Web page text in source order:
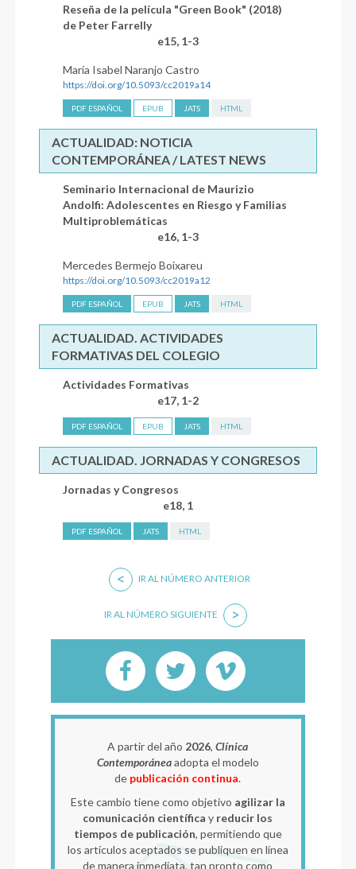
Reseña de la película "Green Book" (2018)
de Peter Farrelly
e15, 1-3
María Isabel Naranjo Castro
https://doi.org/10.5093/cc2019a14
PDF ESPAÑOL EPUB JATS HTML
ACTUALIDAD: NOTICIA
CONTEMPORÁNEA / LATEST NEWS
Seminario Internacional de Maurizio
Andolfi: Adolescentes en Riesgo y Familias
Multiproblemáticas
e16, 1-3
Mercedes Bermejo Boixareu
https://doi.org/10.5093/cc2019a12
PDF ESPAÑOL EPUB JATS HTML
ACTUALIDAD. ACTIVIDADES
FORMATIVAS DEL COLEGIO
Actividades Formativas
e17, 1-2
PDF ESPAÑOL EPUB JATS HTML
ACTUALIDAD. JORNADAS Y CONGRESOS
Jornadas y Congresos
e18, 1
PDF ESPAÑOL JATS HTML
< IR AL NÚMERO ANTERIOR
IR AL NÚMERO SIGUIENTE >
A partir del año 2026,Clínica
Contemporáneaadopta el modelo
de publicación continua.
Este cambio tiene como objetivo agilizar la
comunicación científica y reducir los
tiempos de publicación, permitiendo que
los artículos aceptados se publiquen en línea
de manera inmediata, tan pronto como